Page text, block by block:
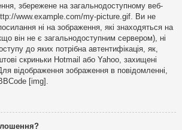
збережене на загальнодоступному веб-
www.example.com/my-picture.gif. Ви не
ні на зображення, які знаходяться на
він не є загальнодоступним сервером), ні
до яких потрібна автентифікація, як,
скриньки Hotmail або Yahoo, захищені
відображення зображення в повідомленні,
[img].